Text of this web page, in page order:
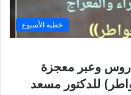
خطبة الأسبوع
وعبر معجزة
للدكتور مسعد